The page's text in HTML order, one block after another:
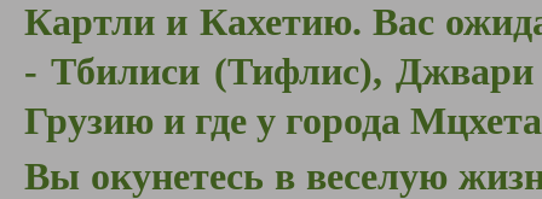
Картли и Кахетию. Вас
- Тбилиси (Тифлис), Джвари
Грузию и где у города
Вы окунетесь в веселую